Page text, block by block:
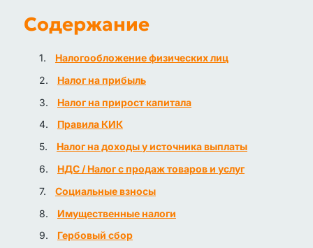
Содержание
Налогообложение физических лиц
Налог на прибыль
Налог на прирост капитала
Правила КИК
Налог на доходы у источника выплаты
НДС / Налог с продаж товаров и услуг
Социальные взносы
Имущественные налоги
Гербовый сбор